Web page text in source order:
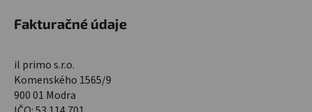
Fakturačné údaje
il primo s.r.o.
Komenského 1565/9
900 01 Modra